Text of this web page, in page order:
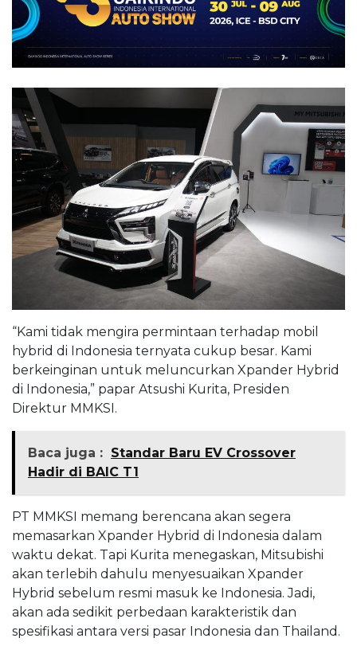
“Kami tidak mengira permintaan terhadap mobil
hybrid di Indonesia ternyata cukup besar. Kami
berkeinginan untuk meluncurkan Xpander Hybrid
di Indonesia,” papar Atsushi Kurita, Presiden
Direktur MMKSI.
Baca juga : Standar Baru EV Crossover
Hadir di BAIC T1
PT MMKSI memang berencana akan segera
memasarkan Xpander Hybrid di Indonesia dalam
waktu dekat. Tapi Kurita menegaskan, Mitsubishi
akan terlebih dahulu menyesuaikan Xpander
Hybrid sebelum resmi masuk ke Indonesia. Jadi,
akan ada sedikit perbedaan karakteristik dan
spesifikasi antara versi pasar Indonesia dan Thailand.